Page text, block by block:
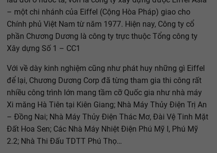
– một chi nhánh của Eiffel (Cộng Hòa Pháp) giao cho
Chính phủ Việt Nam từ năm 1977. Hiện nay, Công ty cổ
phần Chương Dương là công ty trực thuộc Tổng công ty
Xây dựng Số 1 – CC1
Với về dày kinh nghiệm cũng như phát huy những gì Eiffel
để lại, Chương Dương Corp đã từng tham gia thi công rất
nhiều công trình lớn mang tầm cỡ Quốc gia như nhà máy
Xi măng Hà Tiên tại Kiên Giang; Nhà Máy Thủy Điện Trị An
– Đồng Nai; Nhà Máy Thủy Điện Thác Mơ, Đài Vệ Tinh Mặt
Đất Hoa Sen; Các Nhà Máy Nhiệt Điện Phú Mỹ I, Phú Mỹ
2.2; Nhà Thi Đấu TDTT Phú Thọ…